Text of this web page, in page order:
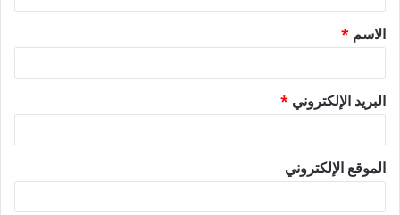
ق
*
الاسم *
البريد الإلكتروني *
الموقع الإلكتروني